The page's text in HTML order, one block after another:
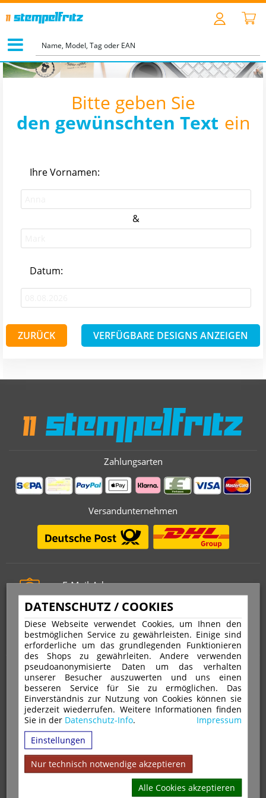
DATENSCHUTZ / COOKIES
Diese Webseite verwendet Cookies, um Ihnen den
bestmöglichen Service zu gewährleisten. Einige sind
erforderliche um das grundlegenden Funktionieren
des Shops zu gewährleiten. Andere verwenden
pseudoanonymisierte Daten um das verhalten
unserer Besucher auszuwerten und uns einen
besseren Service für Sie zu ermöglichen. Das
Einverständnis zur Nutzung von Cookies können sie
jederzeit wiederrufen. Weitere Informationen finden
Sie in der Datenschutz-Info.
Impressum
Einstellungen
Nur technisch notwendige akzeptieren
Alle Cookies akzeptieren
Bitte geben Sie
den gewünschten Text ein
Ihre Vornamen:
&
Datum:
ZURÜCK VERFÜGBARE DESIGNS ANZEIGEN
Zahlungsarten
Versandunternehmen
E-Mail-Adresse
info@stempelfritz.de
Telefon
0221 677 812 08
Über uns
VERTRAG WIDERRUFEN
IMPRESSUM
DATENSCHUTZ
WIDERRUFSRECHT
AGB
VERSAND & ZAHLUNGSARTEN
WARENKORB
MAGAZIN